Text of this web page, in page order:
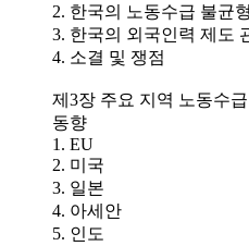
2. 한국의 노동수급 불균
3. 한국의 외국인력 제도
4. 소결 및 쟁점
제3장 주요 지역 노동수
동향
1. EU
2. 미국
3. 일본
4. 아세안
5. 인도